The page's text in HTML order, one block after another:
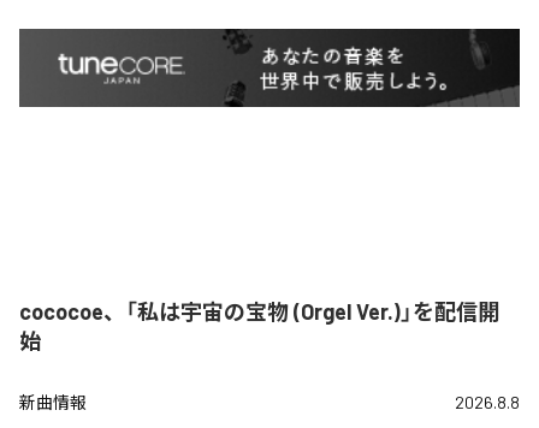
cococoe、「私は宇宙の宝物 (Orgel Ver.)」を配信開
始
新曲情報 2026.8.8